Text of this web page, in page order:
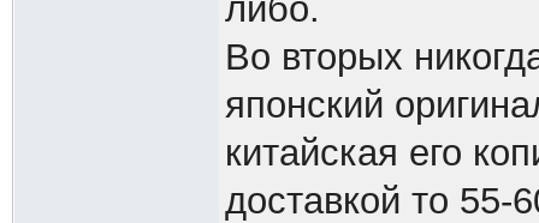
либо.
Во вторых
японский
китайская его
доставкой то 55-